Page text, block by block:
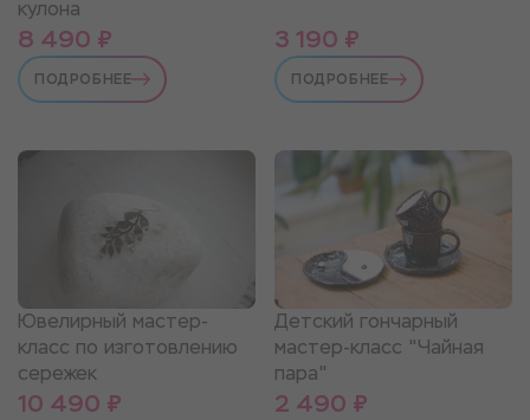
кулона
8 490 ₽
ПОДРОБНЕЕ
3 190 ₽
ПОДРОБНЕЕ
Ювелирный мастер-
класс по изготовлению
сережек
10 490 ₽
Детский гончарный
мастер-класс "Чайная
пара"
2 490 ₽